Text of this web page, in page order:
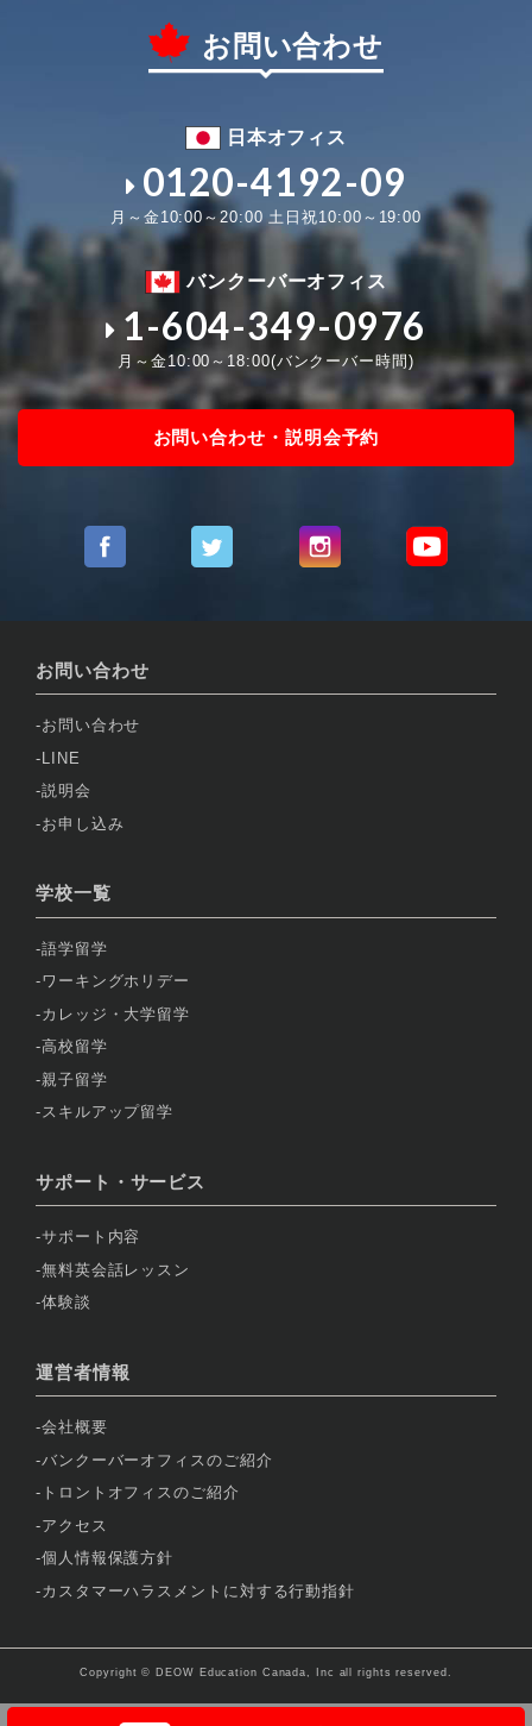
お問い合わせ
日本オフィス
0120-4192-09
月～金10:00～20:00 土日祝10:00～19:00
バンクーバーオフィス
1-604-349-0976
月～金10:00～18:00(バンクーバー時間)
お問い合わせ・説明会予約
お問い合わせ
お問い合わせ
LINE
説明会
お申し込み
学校一覧
語学留学
ワーキングホリデー
カレッジ・大学留学
高校留学
親子留学
スキルアップ留学
サポート・サービス
サポート内容
無料英会話レッスン
体験談
運営者情報
会社概要
バンクーバーオフィスのご紹介
トロントオフィスのご紹介
アクセス
個人情報保護方針
カスタマーハラスメントに対する行動指針
Copyright © DEOW Education Canada, Inc all rights reserved.